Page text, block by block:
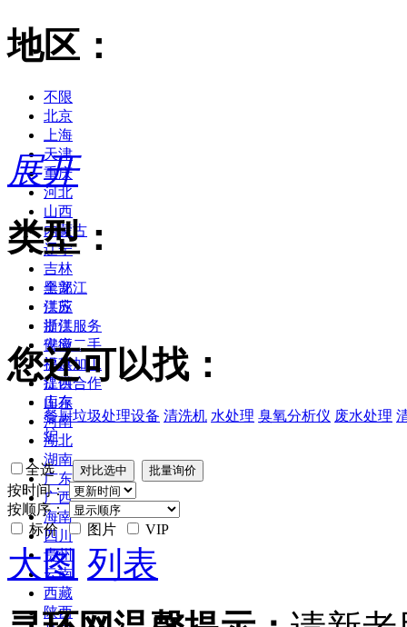
地区：
不限
北京
上海
天津
重庆
河北
山西
内蒙古
辽宁
吉林
黑龙江
江苏
浙江
安徽
福建
江西
山东
河南
湖北
湖南
广东
广西
海南
四川
贵州
云南
西藏
陕西
展开
类型：
全部
供应
提供服务
供应二手
提供加工
提供合作
库存
您还可以找：
餐厨垃圾处理设备 清洗机 水处理 臭氧分析仪 废水处理
炉
全选
按时间：
按顺序：
标价
图片 VIP
大图 列表